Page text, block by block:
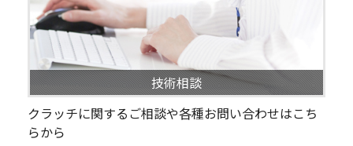
技術相談
クラッチに関するご相談や各種お問い合わせはこち
らから